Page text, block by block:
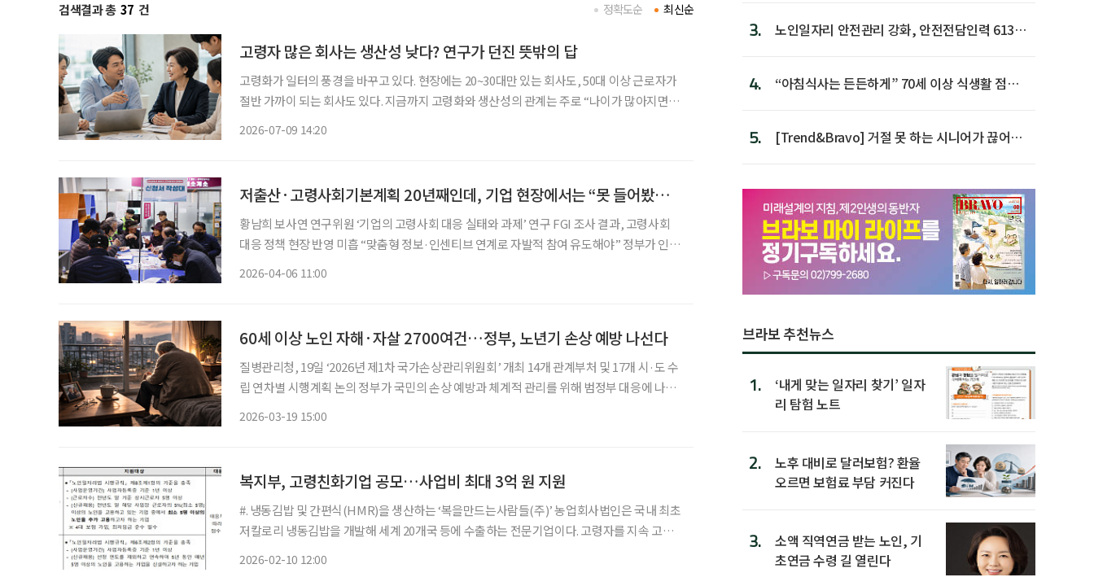
검색결과 총 37 건 최신순
정확도순
고령자 많은 회사는 생산성 낮다? 연구가 던진 뜻밖의 답
고령화가 일터의 풍경을 바꾸고 있다. 현장에는 20~30대만 있는 회사도, 50대 이상 근로자가
절반 가까이 되는 회사도 있다. 지금까지 고령화와 생산성의 관계는 주로 “나이가 많아지면
2026-07-09 14:20
저출산·고령사회기본계획 20년째인데, 기업 현장에서는 “못 들어봤어요”
황남희 보사연 연구위원 ‘기업의 고령사회 대응 실태와 과제’ 연구 FGI 조사 결과, 고령사회
대응 정책 현장 반영 미흡 “맞춤형 정보·인센티브 연계로 자발적 참여 유도해야” 정부가 인구
2026-04-06 11:00
60세 이상 노인 자해·자살 2700여건…정부, 노년기 손상 예방 나선다
질병관리청, 19일 ‘2026년 제1차 국가손상관리위원회’ 개최 14개 관계부처 및 17개 시·도 수
립 연차별 시행계획 논의 정부가 국민의 손상 예방과 체계적 관리를 위해 범정부 대응에 나선
2026-03-19 15:00
복지부, 고령친화기업 공모…사업비 최대 3억 원 지원
#. 냉동김밥 및 간편식(HMR)을 생산하는 ‘복을만드는사람들(주)’ 농업회사법인은 국내 최초
저칼로리 냉동김밥을 개발해 세계 20개국 등에 수출하는 전문기업이다. 고령자를 지속 고용
2026-02-10 12:00
3.
노인일자리 안전관리 강화, 안전전담인력 613명
4.
“아침식사는 든든하게” 70세 이상 식생활 점수
5.
[Trend&Bravo] 거절 못 하는 시니어가 끊어야
브라보 추천뉴스
1.
‘내게 맞는 일자리 찾기’ 일자
리 탐험 노트
2.
노후 대비로 달러보험? 환율
오르면 보험료 부담 커진다
3.
소액 직역연금 받는 노인, 기
초연금 수령 길 열린다